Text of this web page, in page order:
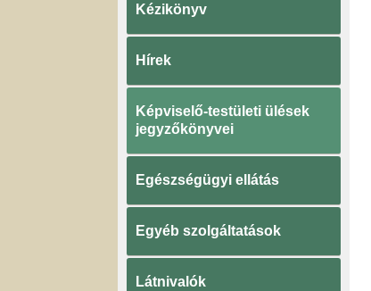
Kézikönyv
Hírek
Képviselő-testületi ülések
jegyzőkönyvei
Egészségügyi ellátás
Egyéb szolgáltatások
Látnivalók